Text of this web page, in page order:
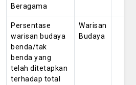
Beragama
Persentase
warisan budaya
benda/tak
benda yang
telah ditetapkan
terhadap total
Warisan
Budaya